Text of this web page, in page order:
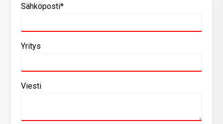
Sähköposti*
Yritys
Viesti